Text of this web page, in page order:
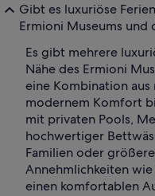
Gibt es luxuriöse
Ermioni Museums und
Es gibt mehrere
Nähe des Ermioni
eine Kombination aus
modernem Komfort
mit privaten Pools,
hochwertiger
Familien oder
Annehmlichkeiten
einen komfortablen